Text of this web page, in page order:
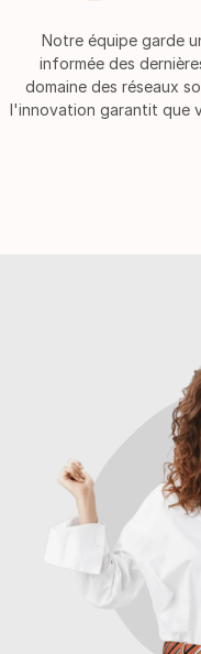
Notre équipe garde
informée des
domaine des réseaux
l'innovation garantit que